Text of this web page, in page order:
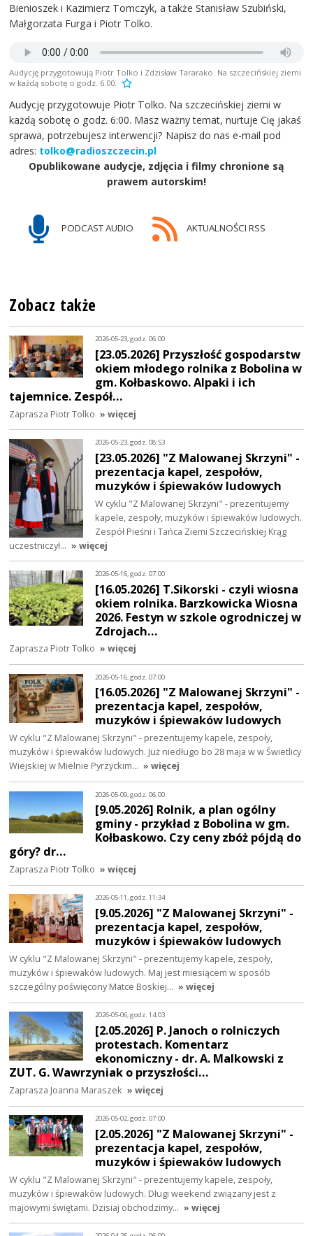
Bienioszek i Kazimierz Tomczyk, a także Stanisław Szubiński,
Małgorzata Furga i Piotr Tolko.
Audycję przygotowują Piotr Tolko i Zdzisław Tararako. Na szczecińskiej ziemi
w każdą sobotę o godz. 6.00.
Audycję przygotowuje Piotr Tolko. Na szczecińskiej ziemi w
każdą sobotę o godz. 6:00. Masz ważny temat, nurtuje Cię jakaś
sprawa, potrzebujesz interwencji? Napisz do nas e-mail pod
adres: tolko@radioszczecin.pl
Opublikowane audycje, zdjęcia i filmy chronione są
prawem autorskim!
PODCAST AUDIO AKTUALNOŚCI RSS
Zobacz także
2026-05-23, godz. 06:00
[23.05.2026] Przyszłość gospodarstw
okiem młodego rolnika z Bobolina w
gm. Kołbaskowo. Alpaki i ich
tajemnice. Zespół…
Zaprasza Piotr Tolko » więcej
2026-05-23, godz. 08:53
[23.05.2026] "Z Malowanej Skrzyni" -
prezentacja kapel, zespołów,
muzyków i śpiewaków ludowych
W cyklu "Z Malowanej Skrzyni" - prezentujemy
kapele, zespoły, muzyków i śpiewaków ludowych.
Zespół Pieśni i Tańca Ziemi Szczecińskiej Krąg
uczestniczył… » więcej
2026-05-16, godz. 07:00
[16.05.2026] T.Sikorski - czyli wiosna
okiem rolnika. Barzkowicka Wiosna
2026. Festyn w szkole ogrodniczej w
Zdrojach…
Zaprasza Piotr Tolko » więcej
2026-05-16, godz. 07:00
[16.05.2026] "Z Malowanej Skrzyni" -
prezentacja kapel, zespołów,
muzyków i śpiewaków ludowych
W cyklu "Z Malowanej Skrzyni" - prezentujemy kapele, zespoły,
muzyków i śpiewaków ludowych. Już niedługo bo 28 maja w w Świetlicy
Wiejskiej w Mielnie Pyrzyckim… » więcej
2026-05-09, godz. 06:00
[9.05.2026] Rolnik, a plan ogólny
gminy - przykład z Bobolina w gm.
Kołbaskowo. Czy ceny zbóż pójdą do
góry? dr…
Zaprasza Piotr Tolko » więcej
2026-05-11, godz. 11:34
[9.05.2026] "Z Malowanej Skrzyni" -
prezentacja kapel, zespołów,
muzyków i śpiewaków ludowych
W cyklu "Z Malowanej Skrzyni" - prezentujemy kapele, zespoły,
muzyków i śpiewaków ludowych. Maj jest miesiącem w sposób
szczególny poświęcony Matce Boskiej… » więcej
2026-05-06, godz. 14:03
[2.05.2026] P. Janoch o rolniczych
protestach. Komentarz
ekonomiczny - dr. A. Malkowski z
ZUT. G. Wawrzyniak o przyszłości…
Zaprasza Joanna Maraszek » więcej
2026-05-02, godz. 07:00
[2.05.2026] "Z Malowanej Skrzyni" -
prezentacja kapel, zespołów,
muzyków i śpiewaków ludowych
W cyklu "Z Malowanej Skrzyni" - prezentujemy kapele, zespoły,
muzyków i śpiewaków ludowych. Długi weekend związany jest z
majowymi świętami. Dzisiaj obchodzimy… » więcej